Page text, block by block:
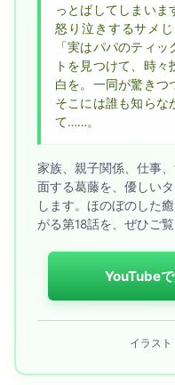
っとばしてしまいま
怒り泣きするサメ
「実はパパのティ
トを見つけて、時
白を。一同が驚きつ
そこには誰も知らな
て……。
家族、親子関係、仕事
面する葛藤を、優しい
します。ほのぼのした
がる第18話を、ぜひご覧
YouTube
イラスト